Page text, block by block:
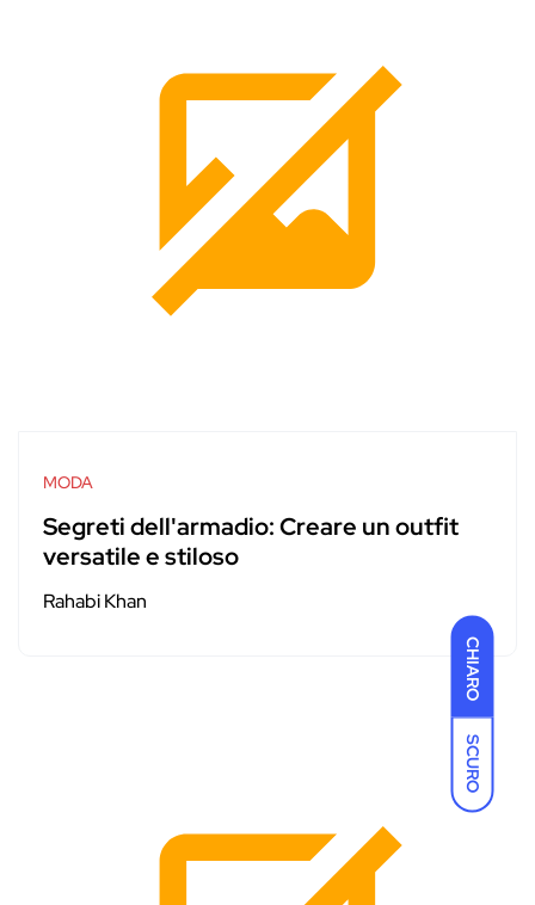
CHIARO
SCURO
MODA
Segreti dell'armadio: Creare un outfit
versatile e stiloso
Rahabi Khan